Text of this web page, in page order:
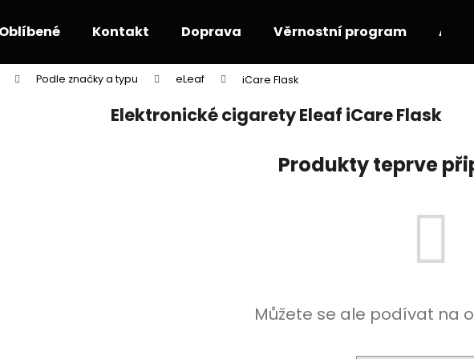
Oblíbené Kontakt Doprava Věrnostní program
Podle značky a typu eLeaf iCare Flask
Elektronické cigarety Eleaf iCare Flask
Produkty teprve
Můžete se ale podívat na
Co potřebujete najít?